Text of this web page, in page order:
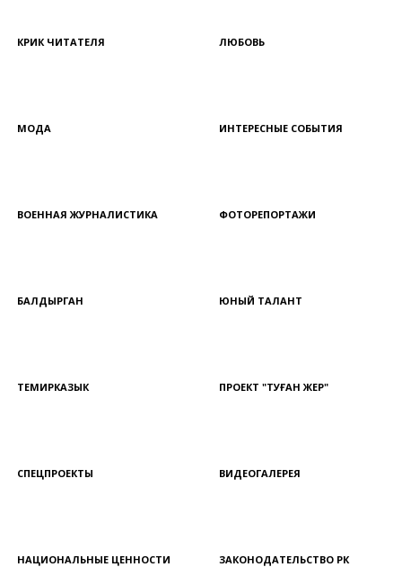
КРИК ЧИТАТЕЛЯ ЛЮБОВЬ
МОДА ИНТЕРЕСНЫЕ СОБЫТИЯ
ВОЕННАЯ ЖУРНАЛИСТИКА ФОТОРЕПОРТАЖИ
БАЛДЫРГАН ЮНЫЙ ТАЛАНТ
ТЕМИРКАЗЫК ПРОЕКТ "ТУҒАН ЖЕР"
СПЕЦПРОЕКТЫ ВИДЕОГАЛЕРЕЯ
НАЦИОНАЛЬНЫЕ ЦЕННОСТИ ЗАКОНОДАТЕЛЬСТВО РК